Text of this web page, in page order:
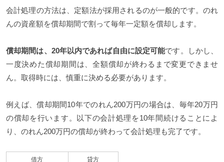
会計処理の方法は、定額法が採用されるのが一般的です。のれ
んの資産額を償却期間で割って毎年一定額を償却します。
償却期間は、20年以内であれば自由に設定可能です。しかし、
一度決めた償却期間は、全額償却が終わるまで変更できませ
ん。取得時には、慎重に決める必要があります。
例えば、償却期間10年でのれん200万円の場合は、毎年20万円
の償却を行います。以下の会計処理を10年間続けることによ
り、のれん200万円の償却が終わって会計処理も完了です。
借方 貸方